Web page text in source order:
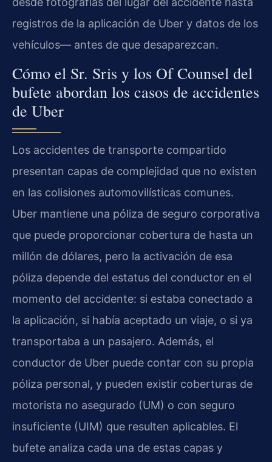
registros de la aplicación de Uber y datos de los
vehículos— antes de que desaparezcan.
Cómo el Sr. Sris y los Of Counsel del
bufete abordan los casos de accidentes
de Uber
Los accidentes de transporte compartido
presentan capas de complejidad que no existen
en las colisiones automovilísticas comunes.
Uber mantiene una póliza de seguro corporativa
que puede proporcionar cobertura de hasta un
millón de dólares, pero la activación de esa
póliza depende del estatus del conductor en el
momento del accidente: si estaba conectado a
la aplicación, si había aceptado un viaje, o si ya
transportaba a un pasajero. Además, el
conductor de Uber puede contar con su propia
póliza personal, y pueden existir coberturas de
motorista no asegurado (UM) o con seguro
insuficiente (UIM) que resulten aplicables. El
bufete analiza cada una de estas capas y